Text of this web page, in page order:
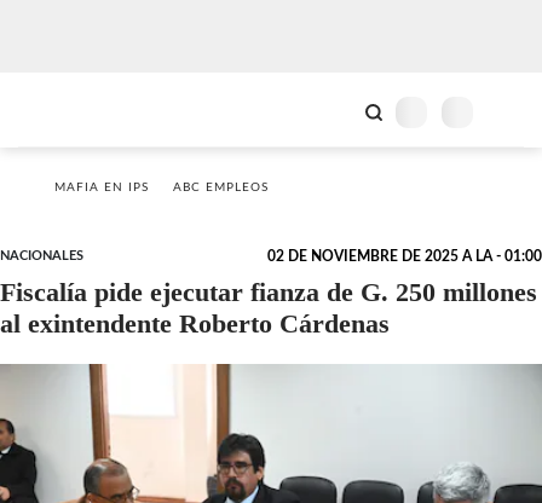
MAFIA EN IPS ABC EMPLEOS
NACIONALES 02 DE NOVIEMBRE DE 2025 A LA - 01:00
Fiscalía pide ejecutar fianza de G. 250 millones
al exintendente Roberto Cárdenas